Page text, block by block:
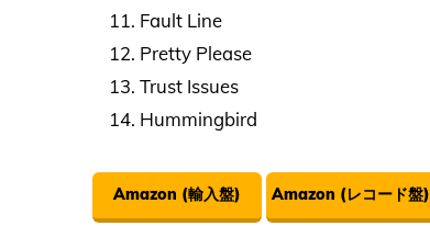
11. Fault Line
12. Pretty Please
13. Trust Issues
14. Hummingbird
Amazon (輸入盤) Amazon (レコード盤)